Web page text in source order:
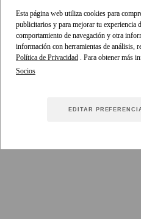
Esta página web utiliza cookies para
publicitarios y para mejorar tu experiencia
comportamiento de navegación y otra
información con herramientas de análisis,
Política de Privacidad . Para obtener más
EDITAR
Código del artículo: 7961WSS261
COMPARTIR ESTE
ESTILISMO
Balconette a juego y joyas